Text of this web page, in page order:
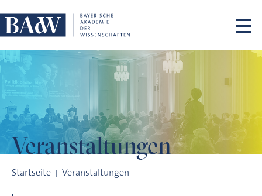
Veranstaltungen
Startseite Veranstaltungen